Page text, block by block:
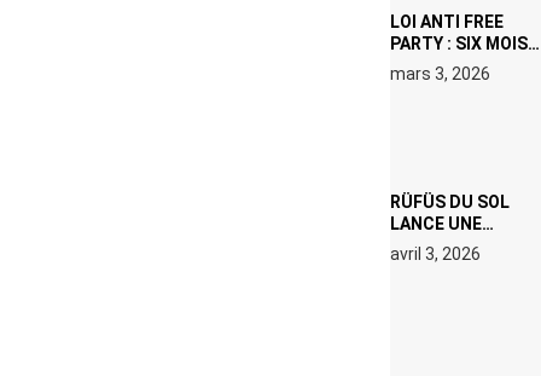
LOI ANTI FREE
PARTY : SIX MOIS
DE PRISON ET 5
000 € D’AMENDE
mars 3, 2026
RÜFÜS DU SOL
LANCE UNE
RÉSIDENCE DJ
SET DE QUATRE
avril 3, 2026